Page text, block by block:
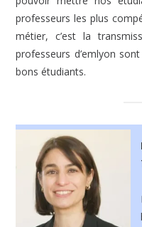
professeurs les plus
métier, c’est la
professeurs d’emlyon
bons étudiants.